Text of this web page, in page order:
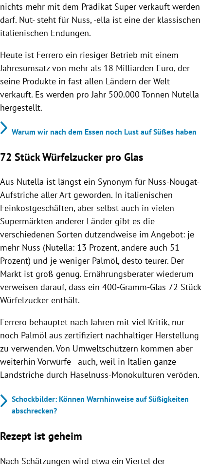
nichts mehr mit dem Prädikat Super verkauft werden
darf. Nut- steht für Nuss, -ella ist eine der klassischen
italienischen Endungen.
Heute ist Ferrero ein riesiger Betrieb mit einem
Jahresumsatz von mehr als 18 Milliarden Euro, der
seine Produkte in fast allen Ländern der Welt
verkauft. Es werden pro Jahr 500.000 Tonnen Nutella
hergestellt.
Warum wir nach dem Essen noch Lust auf Süßes haben
72 Stück Würfelzucker pro Glas
Aus Nutella ist längst ein Synonym für Nuss-Nougat-
Aufstriche aller Art geworden. In italienischen
Feinkostgeschäften, aber selbst auch in vielen
Supermärkten anderer Länder gibt es die
verschiedenen Sorten dutzendweise im Angebot: je
mehr Nuss (Nutella: 13 Prozent, andere auch 51
Prozent) und je weniger Palmöl, desto teurer. Der
Markt ist groß genug. Ernährungsberater wiederum
verweisen darauf, dass ein 400-Gramm-Glas 72 Stück
Würfelzucker enthält.
Ferrero behauptet nach Jahren mit viel Kritik, nur
noch Palmöl aus zertifiziert nachhaltiger Herstellung
zu verwenden. Von Umweltschützern kommen aber
weiterhin Vorwürfe - auch, weil in Italien ganze
Landstriche durch Haselnuss-Monokulturen veröden.
Schockbilder: Können Warnhinweise auf Süßigkeiten
abschrecken?
Rezept ist geheim
Nach Schätzungen wird etwa ein Viertel der